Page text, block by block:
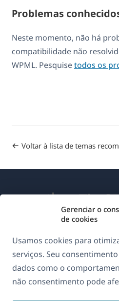
Gerenciar o
de cookies
Usamos cookies para
serviços. Seu
dados como o
não consentimento pode
Problemas
Neste momento, não há
compatibilidade não
WPML. Pesquisetodos os
Voltar à lista de temas
GDPR & Política
Junte-se à